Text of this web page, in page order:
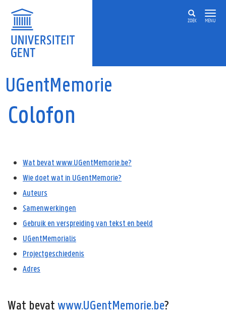
ZOEK MENU
UGentMemorie
Colofon
Wat bevat www.UGentMemorie.be?
Wie doet wat in UGentMemorie?
Auteurs
Samenwerkingen
Gebruik en verspreiding van tekst en beeld
UGentMemorialis
Projectgeschiedenis
Adres
Wat bevat www.UGentMemorie.be?